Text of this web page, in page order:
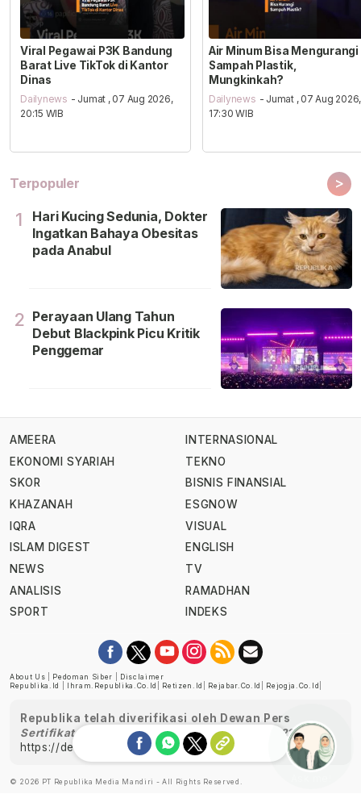
Viral Pegawai P3K Bandung
Barat Live TikTok di Kantor
Dinas
Dailynews - Jumat , 07 Aug 2026,
20:15 WIB
Air Minum Bisa Mengurangi
Sampah Plastik,
Mungkinkah?
Dailynews - Jumat , 07 Aug 2026,
17:30 WIB
Terpopuler >
1
Hari Kucing Sedunia, Dokter
Ingatkan Bahaya Obesitas
pada Anabul
2 Perayaan Ulang Tahun
Debut Blackpink Picu Kritik
Penggemar
AMEERA
EKONOMI SYARIAH
SKOR
KHAZANAH
IQRA
ISLAM DIGEST
NEWS
ANALISIS
SPORT
INTERNASIONAL
TEKNO
BISNIS FINANSIAL
ESGNOW
VISUAL
ENGLISH
TV
RAMADHAN
INDEKS
About Us Pedoman Siber
Disclaimer
Republika.id
Ihram.republika.co.id Retizen.id Rejabar.co.id Rejogja.co.id
Republika telah diverifikasi oleh Dewan Pers
Sertifikat Nomor 1058/DP-Verifikasi/K/XII/2022
https://dewanpers.or.id/data/perusahaanpers
© 2026 PT Republika Media Mandiri - All Rights Reserved.